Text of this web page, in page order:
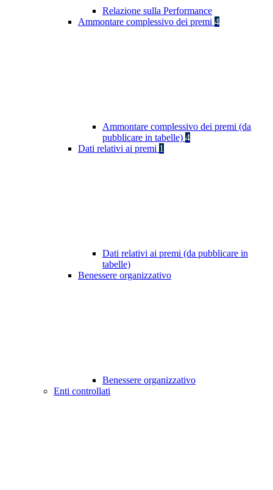
Relazione sulla Performance
Ammontare complessivo dei premi 4
Ammontare complessivo dei premi (da
pubblicare in tabelle) 4
Dati relativi ai premi 1
Dati relativi ai premi (da pubblicare in
tabelle)
Benessere organizzativo
Benessere organizzativo
Enti controllati